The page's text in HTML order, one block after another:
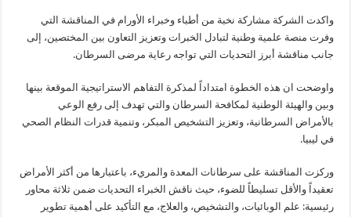
واكدت الشركة مشاركة نخبة من أطباء وخبراء الأورام في المناقشة التي
وفرت منصة علمية وطنية لتبادل الخبرات وتعزيز التعاون بين المختصين، إلى
جانب مناقشة أبرز التحديات التي تواجه رعاية مرضى السرطان.
واوضحت ان هذه الخطوة امتداداً لمذكرة التفاهم الاستراتيجية الموقعة بينها
وبين والهيئة الوطنية لمكافحة السرطان والتي تهدف إلى رفع الوعي
بالأمراض السرطانية، وتعزيز التشخيص المبكر، وتنمية قدرات النظام الصحي
في ليبيا.
وركزت المناقشة على سرطانات المعدة والمريء، باعتبارها من أكثر الأمراض
تعقيداً والأقل تسليطاً للضوء، حيث ناقش الخبراء التحديات ضمن ثلاثة محاور
رئيسية: علم الوبائيات، والتشخيص، والعلاج، مع التأكيد على أهمية تطوير